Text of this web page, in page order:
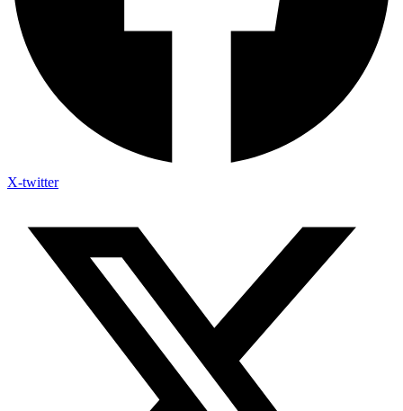
X-twitter